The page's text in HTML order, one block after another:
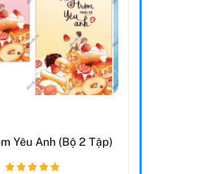
Yêu Anh (Bộ 2 Tập)